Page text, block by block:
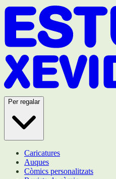
Per regalar
Caricatures
Auques
Còmics personalitzats